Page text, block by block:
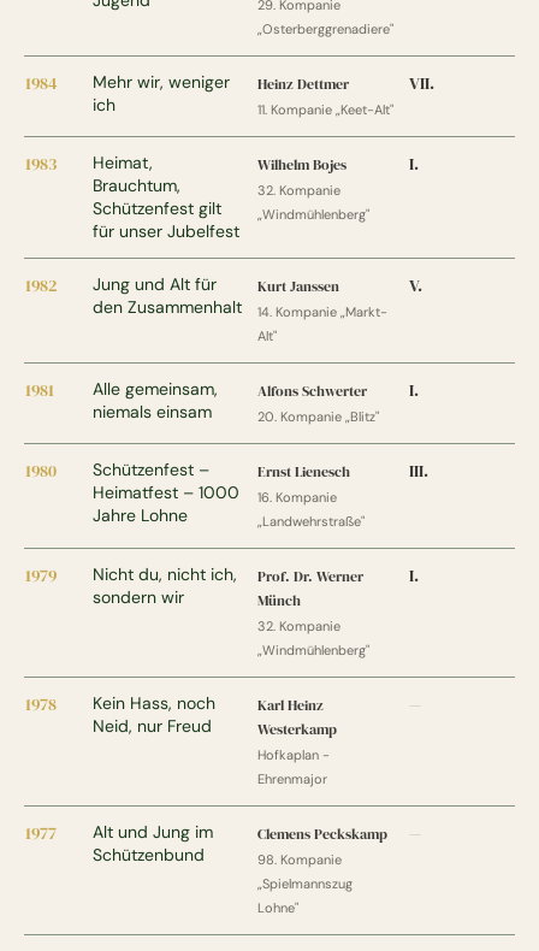
29. Kompanie
„Osterberggrenadiere"
1984
Mehr wir, weniger
ich
Heinz Dettmer
11. Kompanie „Keet-Alt"
VII.
1983
Heimat,
Brauchtum,
Schützenfest gilt
für unser Jubelfest
Wilhelm Bojes
32. Kompanie
„Windmühlenberg"
I.
1982
Jung und Alt für
den Zusammenhalt
Kurt Janssen
14. Kompanie „Markt-
Alt"
V.
1981
Alle gemeinsam,
niemals einsam
Alfons Schwerter
20. Kompanie „Blitz"
I.
1980
Schützenfest –
Heimatfest – 1000
Jahre Lohne
Ernst Lienesch
16. Kompanie
„Landwehrstraße"
III.
1979
Nicht du, nicht ich,
sondern wir
Prof. Dr. Werner
Münch
32. Kompanie
„Windmühlenberg"
I.
1978
Kein Hass, noch
Neid, nur Freud
Karl Heinz
Westerkamp
Hofkaplan -
Ehrenmajor
—
1977
Alt und Jung im
Schützenbund
Clemens Peckskamp
98. Kompanie
„Spielmannszug
Lohne"
—